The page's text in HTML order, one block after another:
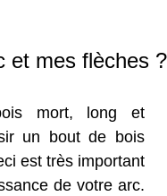
et mes flèches ?
mort, long et
un bout de bois
est très important
de votre arc.